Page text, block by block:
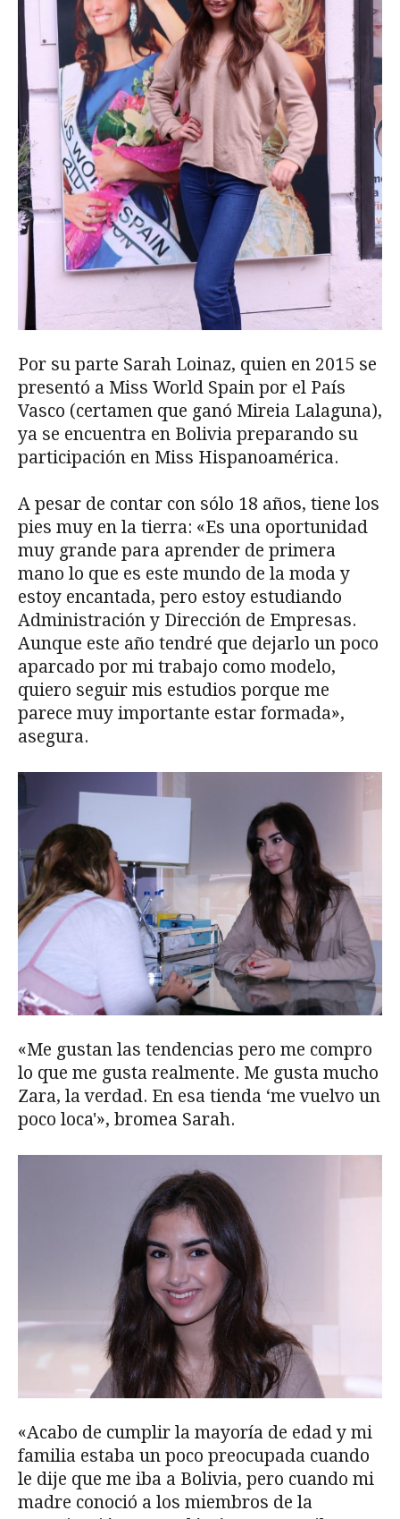
Por su parte Sarah Loinaz, quien en 2015 se
presentó a Miss World Spain por el País
Vasco (certamen que ganó Mireia Lalaguna),
ya se encuentra en Bolivia preparando su
participación en Miss Hispanoamérica.
A pesar de contar con sólo 18 años, tiene los
pies muy en la tierra: «Es una oportunidad
muy grande para aprender de primera
mano lo que es este mundo de la moda y
estoy encantada, pero estoy estudiando
Administración y Dirección de Empresas.
Aunque este año tendré que dejarlo un poco
aparcado por mi trabajo como modelo,
quiero seguir mis estudios porque me
parece muy importante estar formada»,
asegura.
«Me gustan las tendencias pero me compro
lo que me gusta realmente. Me gusta mucho
Zara, la verdad. En esa tienda ‘me vuelvo un
poco loca'», bromea Sarah.
«Acabo de cumplir la mayoría de edad y mi
familia estaba un poco preocupada cuando
le dije que me iba a Bolivia, pero cuando mi
madre conoció a los miembros de la